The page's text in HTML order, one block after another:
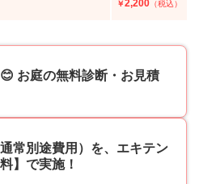
￥2,200 （税込）
お庭の無料診断・お見積
常別途費用）を、エキテン
】で実施！